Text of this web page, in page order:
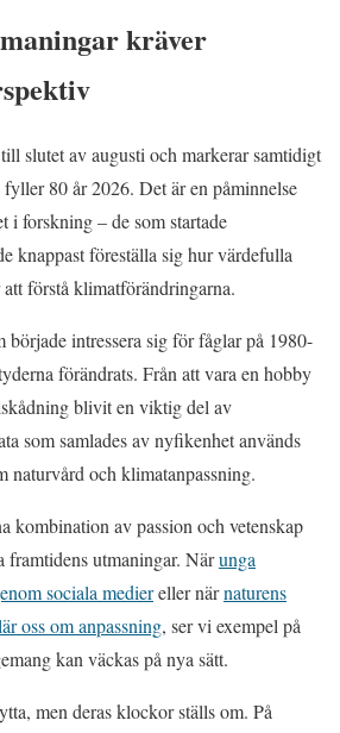
kräver
slutet av augusti och markerar samtidigt
80 år 2026. Det är en påminnelse
i forskning – de som startade
knappast föreställa sig hur värdefulla
förstå klimatförändringarna.
började intressera sig för fåglar på 1980-
förändrats. Från att vara en hobby
blivit en viktig del av
som samlades av nyfikenhet används
naturvård och klimatanpassning.
kombination av passion och vetenskap
framtidens utmaningar. Närunga
sociala mediereller närnaturens
oss om anpassning, ser vi exempel på
kan väckas på nya sätt.
men deras klockor ställs om. På